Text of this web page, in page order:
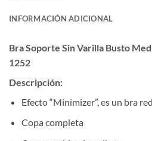
INFORMACIÓN ADICIONAL
Bra Soporte Sin Varilla Busto
1252
Descripción:
Efecto “Minimizer”, es un bra
Copa completa